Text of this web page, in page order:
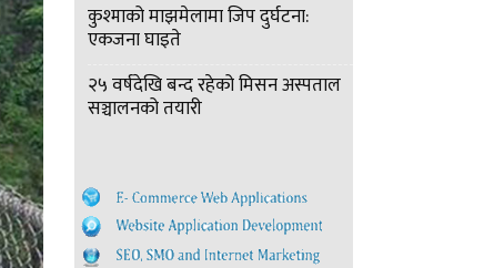
कुश्माको माझमेलामा जिप दुर्घटना:
एकजना घाइते
२५ वर्षदेखि बन्द रहेको मिसन अस्पताल
सञ्चालनको तयारी